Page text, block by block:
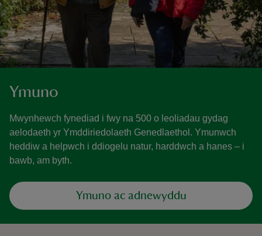
Ymuno
Mwynhewch fynediad i fwy na 500 o leoliadau gydag
aelodaeth yr Ymddiriedolaeth Genedlaethol. Ymunwch
heddiw a helpwch i ddiogelu natur, harddwch a hanes – i
bawb, am byth.
Ymuno ac adnewyddu